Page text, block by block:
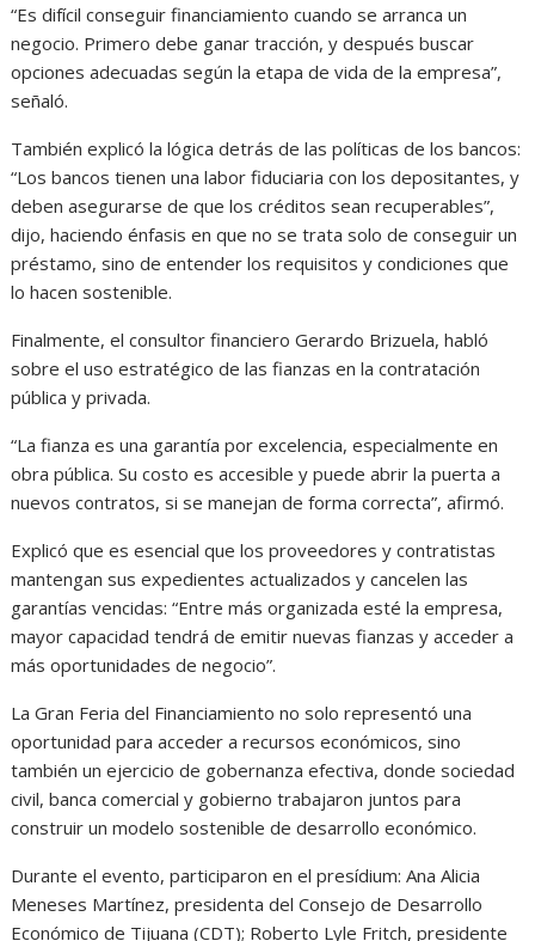
“Es difícil conseguir financiamiento cuando se arranca un
negocio. Primero debe ganar tracción, y después buscar
opciones adecuadas según la etapa de vida de la empresa”,
señaló.
También explicó la lógica detrás de las políticas de los bancos:
“Los bancos tienen una labor fiduciaria con los depositantes, y
deben asegurarse de que los créditos sean recuperables”,
dijo, haciendo énfasis en que no se trata solo de conseguir un
préstamo, sino de entender los requisitos y condiciones que
lo hacen sostenible.
Finalmente, el consultor financiero Gerardo Brizuela, habló
sobre el uso estratégico de las fianzas en la contratación
pública y privada.
“La fianza es una garantía por excelencia, especialmente en
obra pública. Su costo es accesible y puede abrir la puerta a
nuevos contratos, si se manejan de forma correcta”, afirmó.
Explicó que es esencial que los proveedores y contratistas
mantengan sus expedientes actualizados y cancelen las
garantías vencidas: “Entre más organizada esté la empresa,
mayor capacidad tendrá de emitir nuevas fianzas y acceder a
más oportunidades de negocio”.
La Gran Feria del Financiamiento no solo representó una
oportunidad para acceder a recursos económicos, sino
también un ejercicio de gobernanza efectiva, donde sociedad
civil, banca comercial y gobierno trabajaron juntos para
construir un modelo sostenible de desarrollo económico.
Durante el evento, participaron en el presídium: Ana Alicia
Meneses Martínez, presidenta del Consejo de Desarrollo
Económico de Tijuana (CDT); Roberto Lyle Fritch, presidente